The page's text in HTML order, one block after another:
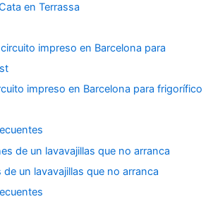
en Terrassa
impreso en Barcelona para frigorífico
un lavavajillas que no arranca